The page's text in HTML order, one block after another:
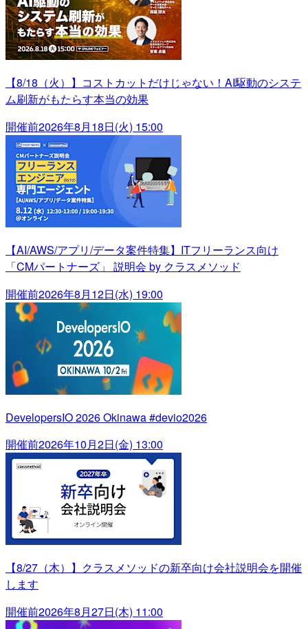
【8/18（火）】コストカットだけじゃない！AI駆動のシステ
ム刷新がもたらす本当の効果
開催前2026年8月18日(火) 15:00
【AI/AWS/アプリ/データ案件特集】ITフリーランス向け
「CMパートナーズ」 説明会 by クラスメソッド
開催前2026年8月12日(水) 19:00
DevelopersIO 2026 Okinawa #devio2026
開催前2026年10月2日(金) 13:00
【8/27（木）】クラスメソッドの新卒向け会社説明会を開催
します
開催前2026年8月27日(木) 11:00